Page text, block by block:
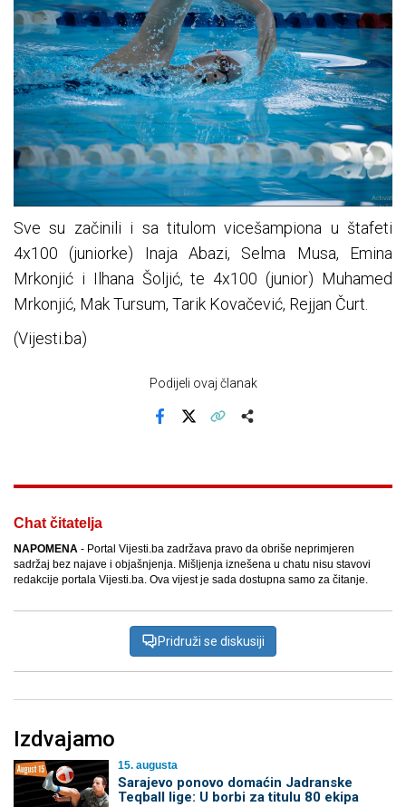
Sve su začinili i sa titulom vicešampiona u štafeti
4x100 (juniorke) Inaja Abazi, Selma Musa, Emina
Mrkonjić i Ilhana Šoljić, te 4x100 (junior) Muhamed
Mrkonjić, Mak Tursum, Tarik Kovačević, Rejjan Čurt.
(Vijesti.ba)
Podijeli ovaj članak
Chat čitatelja
NAPOMENA - Portal Vijesti.ba zadržava pravo da obriše neprimjeren
sadržaj bez najave i objašnjenja. Mišljenja iznešena u chatu nisu stavovi
redakcije portala Vijesti.ba. Ova vijest je sada dostupna samo za čitanje.
Pridruži se diskusiji
Izdvajamo
15. augusta
Sarajevo ponovo domaćin Jadranske
Teqball lige: U borbi za titulu 80 ekipa